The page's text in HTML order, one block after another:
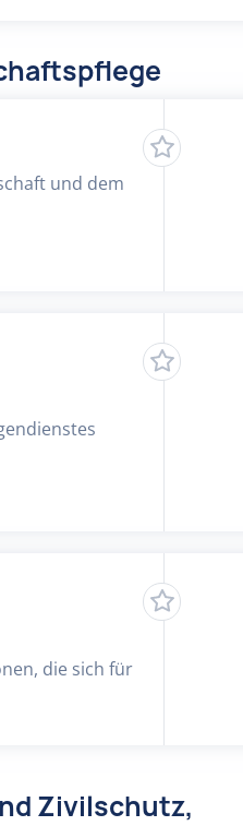
und dem
die sich für
Zivilschutz,